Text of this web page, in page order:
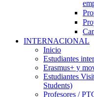
INTERNACIONAL
Inicio
Estudiantes
Erasmus+ y
Estudiantes
Students)
Profesores /